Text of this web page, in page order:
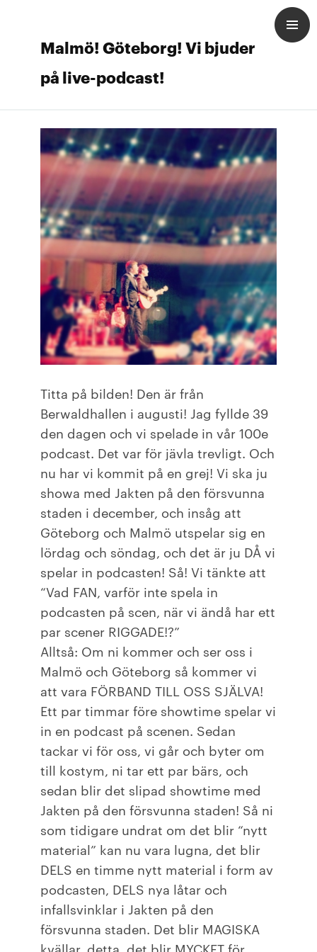
Malmö! Göteborg! Vi bjuder
på live-podcast!
Titta på bilden! Den är från
Berwaldhallen i augusti! Jag fyllde 39
den dagen och vi spelade in vår 100e
podcast. Det var för jävla trevligt. Och
nu har vi kommit på en grej! Vi ska ju
showa med Jakten på den försvunna
staden i december, och insåg att
Göteborg och Malmö utspelar sig en
lördag och söndag, och det är ju DÅ vi
spelar in podcasten! Så! Vi tänkte att
“Vad FAN, varför inte spela in
podcasten på scen, när vi ändå har ett
par scener RIGGADE!?”
Alltså: Om ni kommer och ser oss i
Malmö och Göteborg så kommer vi
att vara FÖRBAND TILL OSS SJÄLVA!
Ett par timmar före showtime spelar vi
in en podcast på scenen. Sedan
tackar vi för oss, vi går och byter om
till kostym, ni tar ett par bärs, och
sedan blir det slipad showtime med
Jakten på den försvunna staden! Så ni
som tidigare undrat om det blir “nytt
material” kan nu vara lugna, det blir
DELS en timme nytt material i form av
podcasten, DELS nya låtar och
infallsvinklar i Jakten på den
försvunna staden. Det blir MAGISKA
kvällar, detta, det blir MYCKET för